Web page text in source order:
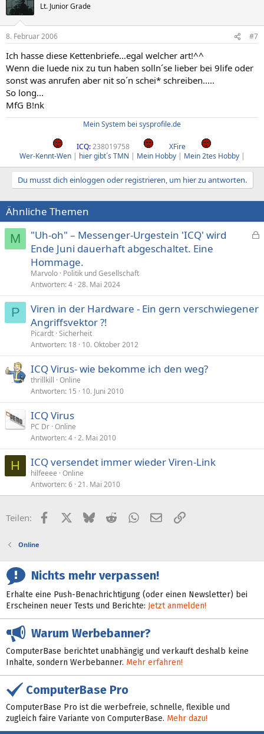
Lt. Junior Grade
8. Februar 2006 #7
Ich hasse diese Kettenbriefe...egal welcher art!^^
Wenn die luede nix zu tun haben solln´se lieber bei 9life oder
sonst was anrufen aber nit so´n schei* schreiben.....
So long...
MfG B!nk
Mein System bei sysprofile.de
ICQ:238019758
XFire
Wer-Kennt-Wen| hier gibt´s TMN | Mein Hobby| Mein 2tes Hobby|​
Du musst dich einloggen oder registrieren, um hier zu antworten.
Ähnliche Themen
M
r
"Uh-oh" – Messenger-Urgestein 'ICQ' wird
Ende Juni dauerhaft abgeschaltet. Eine
Hommage.
Marvolo Politik und Gesellschaft
Antworten 4 28. Mai 2024
P
Viren in der Hardware - Ein gern verschwiegener
Angriffsvektor ?!
Picardt Sicherheit
Antworten 18 10. Oktober 2012
ICQ Virus- wie bekomme ich den weg?
thrillkill Online
Antworten 15 10. Juni 2010
ICQ Virus
PC Dr Online
Antworten 4 2. Mai 2010
H ICQ versendet immer wieder Viren-Link
hilfeeee Online
Antworten 6 21. Mai 2010
Teilen: FacebookX (Twitter)
BlueskyRedditWhatsApp
E-MailLink
Online
Nichts mehr verpassen!
Erhalte eine Push-Benachrichtigung (oder einen Newsletter) bei
Erscheinen neuer Tests und Berichte: Jetzt anmelden!
Warum Werbebanner?
ComputerBase berichtet unabhängig und verkauft deshalb keine
Inhalte, sondern Werbebanner. Mehr erfahren!
ComputerBase Pro
ComputerBase Pro ist die werbefreie, schnelle, flexible und
zugleich faire Variante von ComputerBase. Mehr dazu!